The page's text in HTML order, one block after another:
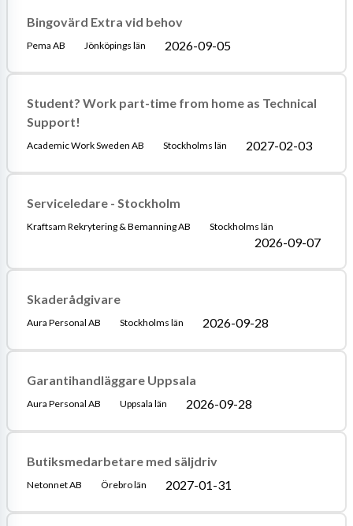
Bingovärd Extra vid behov
Pema AB Jönköpings län 2026-09-05
Student? Work part-time from home as Technical
Support!
Academic Work Sweden AB Stockholms län 2027-02-03
Serviceledare - Stockholm
Kraftsam Rekrytering & Bemanning AB Stockholms län
2026-09-07
Skaderådgivare
Aura Personal AB Stockholms län 2026-09-28
Garantihandläggare Uppsala
Aura Personal AB Uppsala län 2026-09-28
Butiksmedarbetare med säljdriv
Netonnet AB Örebro län 2027-01-31